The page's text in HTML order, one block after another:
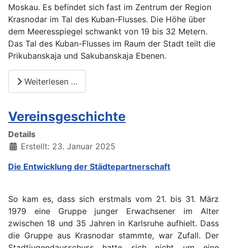
Moskau. Es befindet sich fast im Zentrum der Region
Krasnodar im Tal des Kuban-Flusses. Die Höhe über
dem Meeresspiegel schwankt von 19 bis 32 Metern.
Das Tal des Kuban-Flusses im Raum der Stadt teilt die
Prikubanskaja und Sakubanskaja Ebenen.
Weiterlesen …
Vereinsgeschichte
Details
Erstellt: 23. Januar 2025
Die Entwicklung der Städtepartnerschaft
So kam es, dass sich erstmals vom 21. bis 31. März
1979 eine Gruppe junger Erwachsener im Alter
zwischen 18 und 35 Jahren in Karlsruhe aufhielt. Dass
die Gruppe aus Krasnodar stammte, war Zufall. Der